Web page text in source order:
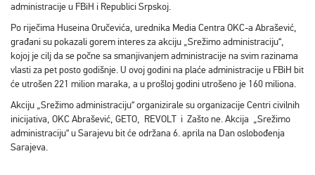
administracije u FBiH i Republici Srpskoj.
Po riječima Huseina Oručevića, urednika Media Centra OKC-a Abrašević,
građani su pokazali gorem interes za akciju „Srežimo administraciju“,
kojoj je cilj da se počne sa smanjivanjem administracije na svim razinama
vlasti za pet posto godišnje. U ovoj godini na plaće administracije u FBiH bit
će utrošen 221 milion maraka, a u prošloj godini utrošeno je 160 miliona.
Akciju „Srežimo administraciju“ organizirale su organizacije Centri civilnih
inicijativa, OKC Abrašević, GETO, REVOLT i Zašto ne. Akcija „Srežimo
administraciju“ u Sarajevu bit će održana 6. aprila na Dan oslobođenja
Sarajeva.